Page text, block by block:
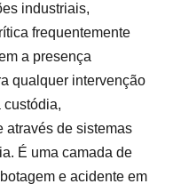
industriais,
frequentemente
a presença
qualquer intervenção
através de sistemas
É uma camada de
e acidente em